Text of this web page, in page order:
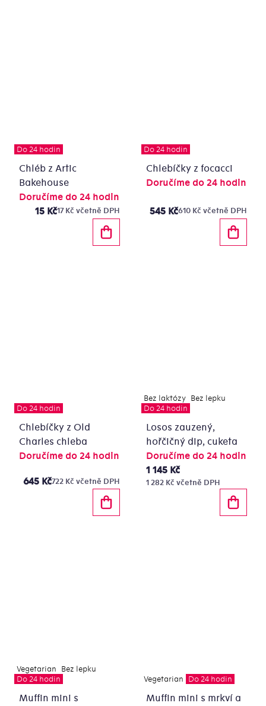
Do 24 hodin
Chléb z Artic
Bakehouse
Doručíme do 24 hodin
17 Kč včetně DPH
15 Kč
Do 24 hodin
Chlebíčky z focacci
Doručíme do 24 hodin
610 Kč včetně DPH
545 Kč
Do 24 hodin
Chlebíčky z Old
Charles chleba
Doručíme do 24 hodin
722 Kč včetně DPH
645 Kč
Bez laktózy Bez lepku
Do 24 hodin
Losos zauzený,
hořčičný dip, cuketa
Doručíme do 24 hodin
1 282 Kč včetně DPH
1 145 Kč
Vegetarian
Bez lepku
Do 24 hodin
Muffin mini s
Vegetarian Do 24 hodin
Muffin mini s mrkví a